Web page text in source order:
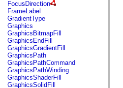
flash.display3D.textures
flash.errors
flash.events
flash.external
flash.filesystem
flash.filters
flash.geom
flash.globalization
flash.html
flash.media
flash.net
FocusDirection
FrameLabel
GradientType
Graphics
GraphicsBitmapFill
GraphicsEndFill
GraphicsGradientFill
GraphicsPath
GraphicsPathCommand
GraphicsPathWinding
GraphicsShaderFill
GraphicsSolidFill